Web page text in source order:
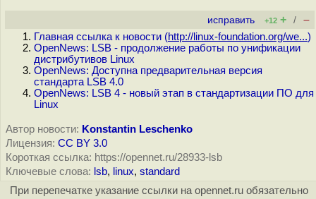
исправить +12 + / –
Главная ссылка к новости (http://linux-foundation.org/we...)
OpenNews: LSB - продолжение работы по унификации
дистрибутивов Linux
OpenNews: Доступна предварительная версия
стандарта LSB 4.0
OpenNews: LSB 4 - новый этап в стандартизации ПО для
Linux
Автор новости: Konstantin Leschenko
Лицензия: CC BY 3.0
Короткая ссылка: https://opennet.ru/28933-lsb
Ключевые слова: lsb, linux, standard
При перепечатке указание ссылки на opennet.ru обязательно